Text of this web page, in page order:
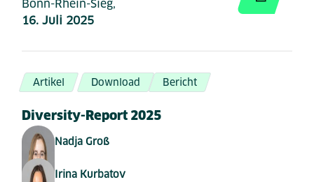
Bonn-Rhein-Sieg,
16. Juli 2025
Artikel Download Bericht
Diversity-Report 2025
Nadja Groß
Irina Kurbatov